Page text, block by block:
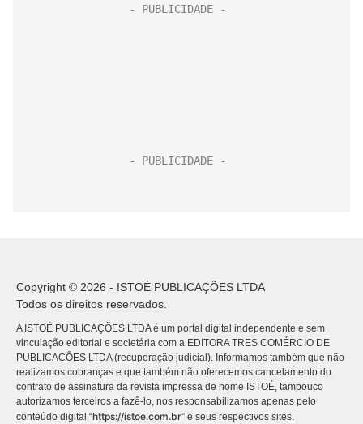
Copyright © 2026 - ISTOÉ PUBLICAÇÕES LTDA
Todos os direitos reservados.
A ISTOÉ PUBLICAÇÕES LTDA é um portal digital independente e sem
vinculação editorial e societária com a EDITORA TRES COMÉRCIO DE
PUBLICACÕES LTDA (recuperação judicial). Informamos também que não
realizamos cobranças e que também não oferecemos cancelamento do
contrato de assinatura da revista impressa de nome ISTOÉ, tampouco
autorizamos terceiros a fazê-lo, nos responsabilizamos apenas pelo
conteúdo digital “https://istoe.com.br” e seus respectivos sites.